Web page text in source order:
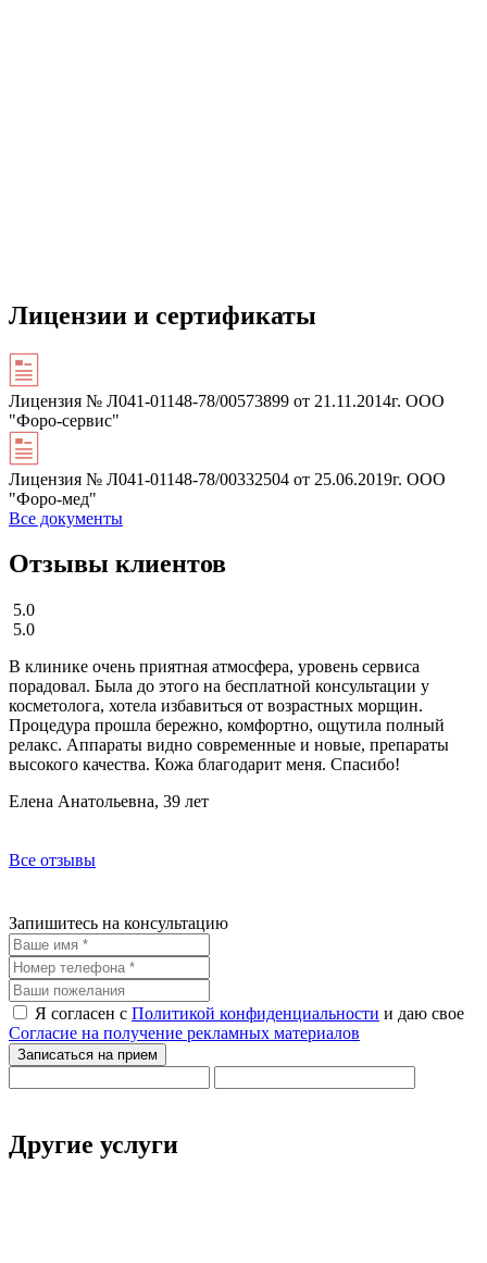
Лицензии и сертификаты
Лицензия № Л041-01148-78/00573899 от 21.11.2014г. ООО
"Форо-сервис"
Лицензия № Л041-01148-78/00332504 от 25.06.2019г. ООО
"Форо-мед"
Все документы
Отзывы клиентов
5.0
5.0
В клинике очень приятная атмосфера, уровень сервиса
порадовал. Была до этого на бесплатной консультации у
косметолога, хотела избавиться от возрастных морщин.
Процедура прошла бережно, комфортно, ощутила полный
релакс. Аппараты видно современные и новые, препараты
высокого качества. Кожа благодарит меня. Спасибо!
Елена Анатольевна, 39 лет
Все отзывы
Запишитесь на консультацию
Я согласен с Политикой конфиденциальности и даю свое
Согласие на получение рекламных материалов
Другие услуги